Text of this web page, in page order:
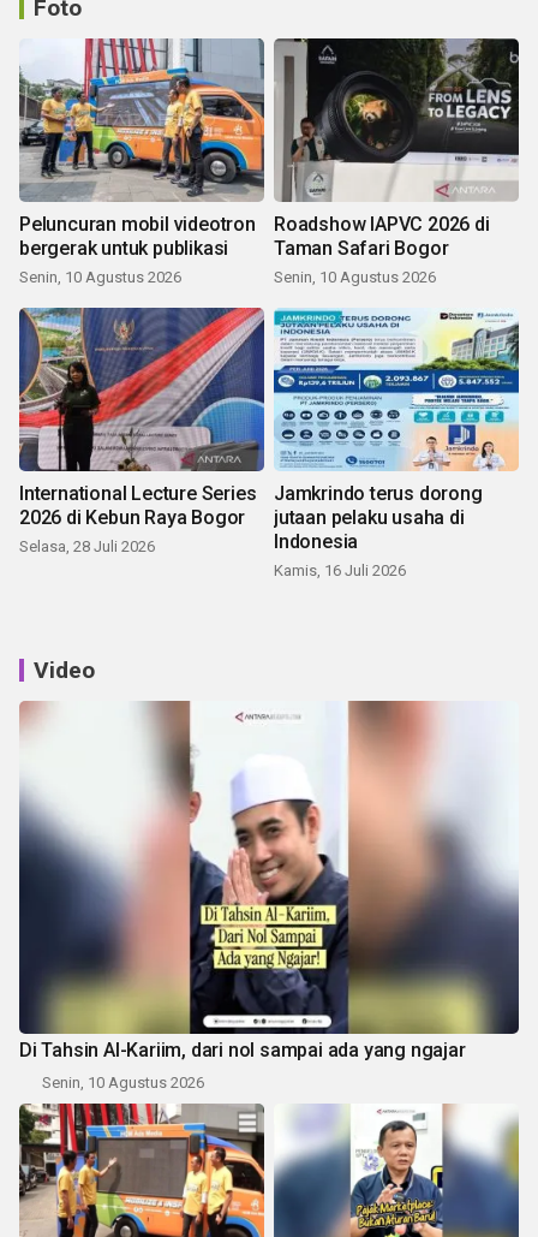
Foto
Peluncuran mobil videotron
bergerak untuk publikasi
Senin, 10 Agustus 2026
Roadshow IAPVC 2026 di
Taman Safari Bogor
Senin, 10 Agustus 2026
International Lecture Series
2026 di Kebun Raya Bogor
Selasa, 28 Juli 2026
Jamkrindo terus dorong
jutaan pelaku usaha di
Indonesia
Kamis, 16 Juli 2026
Video
Di Tahsin Al-Kariim, dari nol sampai ada yang ngajar
Senin, 10 Agustus 2026